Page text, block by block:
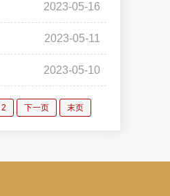
2023-05-16
2023-05-11
2023-05-10
2 下一页 末页